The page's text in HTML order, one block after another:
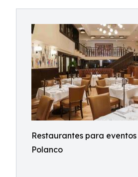
Restaurantes para
Polanco